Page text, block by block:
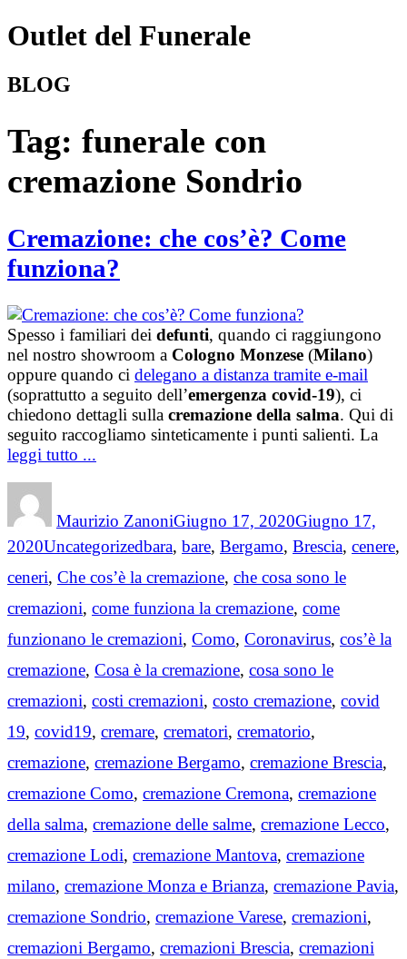
Outlet del Funerale
BLOG
Tag: funerale con
cremazione Sondrio
Cremazione: che cos’è? Come
funziona?
Spesso i familiari dei defunti, quando ci raggiungono
nel nostro showroom a Cologno Monzese (Milano)
oppure quando ci delegano a distanza tramite e-mail
(soprattutto a seguito dell’emergenza covid-19), ci
chiedono dettagli sulla cremazione della salma. Qui di
seguito raccogliamo sinteticamente i punti salienti. La
leggi tutto ...
Maurizio Zanoni
on
Giugno 17, 2020Giugno 17,
2020Categories
UncategorizedTags
bara, bare, Bergamo, Brescia, cenere,
ceneri, Che cos’è la cremazione, che cosa sono le
cremazioni, come funziona la cremazione, come
funzionano le cremazioni, Como, Coronavirus, cos’è la
cremazione, Cosa è la cremazione, cosa sono le
cremazioni, costi cremazioni, costo cremazione, covid
19, covid19, cremare, crematori, crematorio,
cremazione, cremazione Bergamo, cremazione Brescia,
cremazione Como, cremazione Cremona, cremazione
della salma, cremazione delle salme, cremazione Lecco,
cremazione Lodi, cremazione Mantova, cremazione
milano, cremazione Monza e Brianza, cremazione Pavia,
cremazione Sondrio, cremazione Varese, cremazioni,
cremazioni Bergamo, cremazioni Brescia, cremazioni